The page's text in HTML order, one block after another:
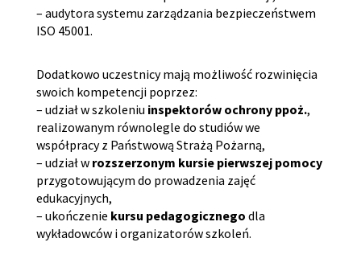
– audytora systemu zarządzania bezpieczeństwem
ISO 45001.
Dodatkowo uczestnicy mają możliwość rozwinięcia
swoich kompetencji poprzez:
– udział w szkoleniu inspektorów ochrony ppoż.,
realizowanym równolegle do studiów we
współpracy z Państwową Strażą Pożarną,
– udział wrozszerzonym kursie pierwszej pomocy
przygotowującym do prowadzenia zajęć
edukacyjnych,
– ukończenie kursu pedagogicznego dla
wykładowców i organizatorów szkoleń.